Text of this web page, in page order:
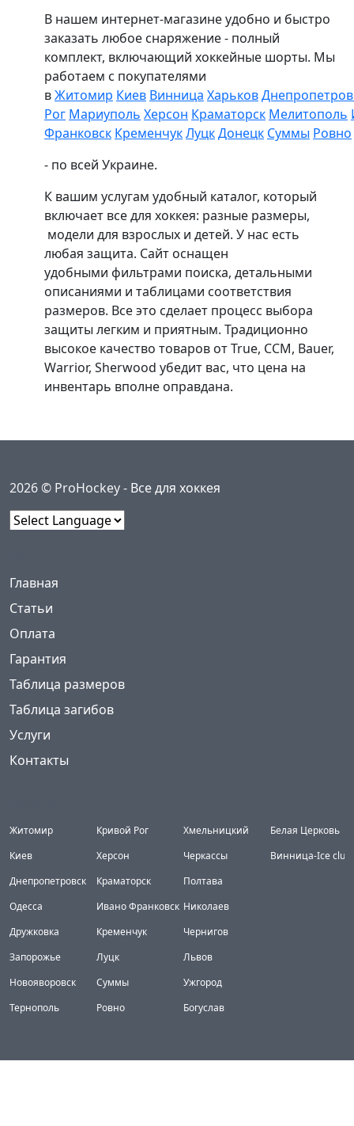
В нашем интернет-магазине удобно и быстро
заказать любое снаряжение - полный
комплект, включающий хоккейные шорты. Мы
работаем с покупателями
вЖитомир Киев Винница Харьков
Рог Мариуполь Херсон Краматорск Мелитополь
Франковск КременчукЛуцкДонецк Суммы Ровно
- по всей Украине.
К вашим услугам удобный каталог, который
включает все для хоккея: разные размеры,
модели для взрослых и детей. У нас есть
любая защита. Сайт оснащен
удобными фильтрами поиска, детальными
описаниями и таблицами соответствия
размеров. Все это сделает процесс выбора
защиты легким и приятным. Традиционно
высокое качество товаров от True, CCM, Bauer,
Warrior, Sherwood убедит вас, что цена на
инвентарь вполне оправдана.
2026 © ProHockey - Все для хоккея
Главная
Статьи
Оплата
Гарантия
Таблица размеров
Таблица загибов
Услуги
Контакты
Житомир
Киев
Днепропетровск
Одесса
Дружковка
Запорожье
Новояворовск
Тернополь
Кривой Рог
Херсон
Краматорск
Ивано Франковск
Кременчук
Луцк
Суммы
Ровно
Хмельницкий
Черкассы
Полтава
Николаев
Чернигов
Львов
Ужгород
Богуслав
Белая Церковь
Винница-Ice club